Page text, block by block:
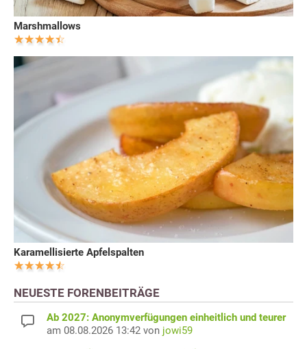
Marshmallows
Karamellisierte Apfelspalten
NEUESTE FORENBEITRÄGE
Ab 2027: Anonymverfügungen einheitlich und teurer
am 08.08.2026 13:42 von jowi59